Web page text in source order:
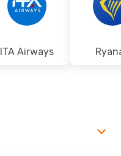
ITA Airways